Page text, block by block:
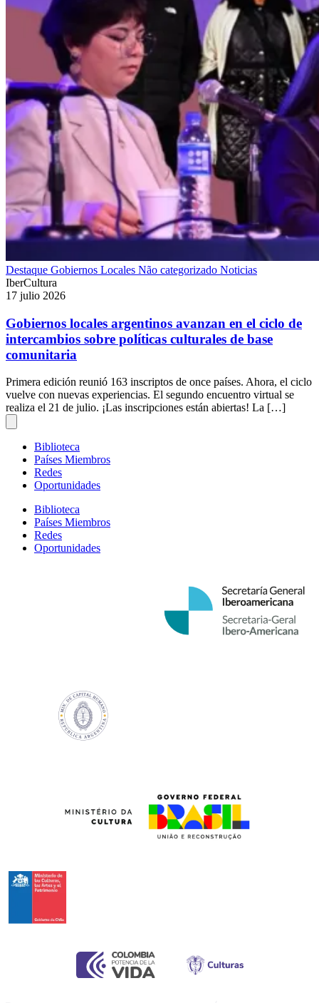
Destaque Gobiernos Locales Não categorizado Noticias
IberCultura
17 julio 2026
Gobiernos locales argentinos avanzan en el ciclo de
intercambios sobre políticas culturales de base
comunitaria
Primera edición reunió 163 inscriptos de once países. Ahora, el ciclo
vuelve con nuevas experiencias. El segundo encuentro virtual se
realiza el 21 de julio. ¡Las inscripciones están abiertas! La […]
Biblioteca
Países Miembros
Redes
Oportunidades
Biblioteca
Países Miembros
Redes
Oportunidades